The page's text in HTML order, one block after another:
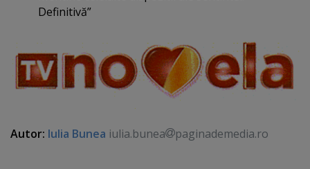
Definitivă”
Autor: Iulia Bunea iulia.bunea paginademedia.ro